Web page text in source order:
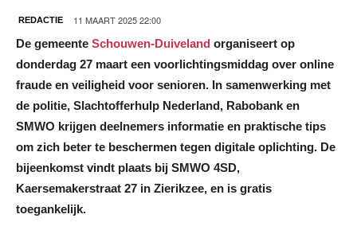
REDACTIE 11 MAART 2025 22:00
De gemeente Schouwen-Duiveland organiseert op
donderdag 27 maart een voorlichtingsmiddag over online
fraude en veiligheid voor senioren. In samenwerking met
de politie, Slachtofferhulp Nederland, Rabobank en
SMWO krijgen deelnemers informatie en praktische tips
om zich beter te beschermen tegen digitale oplichting. De
bijeenkomst vindt plaats bij SMWO 4SD,
Kaersemakerstraat 27 in Zierikzee, en is gratis
toegankelijk.